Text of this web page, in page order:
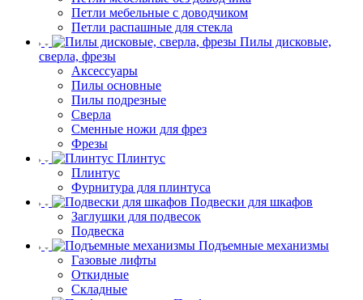
Петли мебельные с доводчиком
Петли распашные для стекла
Пилы дисковые,
сверла, фрезы
Аксессуары
Пилы основные
Пилы подрезные
Сверла
Сменные ножи для фрез
Фрезы
Плинтус
Плинтус
Фурнитура для плинтуса
Подвески для шкафов
Заглушки для подвесок
Подвеска
Подъемные механизмы
Газовые лифты
Откидные
Складные